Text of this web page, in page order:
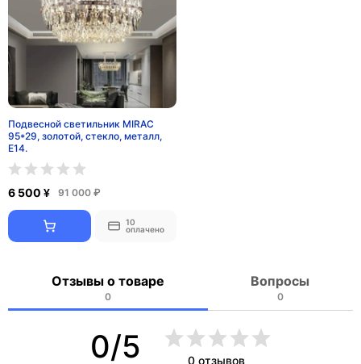
Подвесной светильник MIRAC
95*29, золотой, стекло, металл,
Е14.
6 500 ¥ 91 000 ₽
10
оплачено
Отзывы о товаре
0
Вопросы
0
0/5
0 отзывов